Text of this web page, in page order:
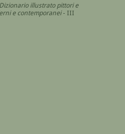
Dizionario illustrato pittori e
e contemporanei- III